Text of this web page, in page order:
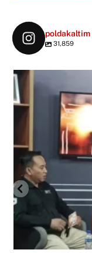
poldakaltim
31,859